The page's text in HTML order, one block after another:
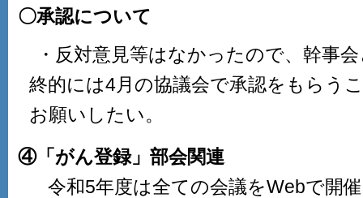
〇承認について
・反対意見等はなかったので、幹事
終的には4月の協議会で承認をもらう
お願いしたい。
④「がん登録」部会関連
令和5年度は全ての会議をWebで開